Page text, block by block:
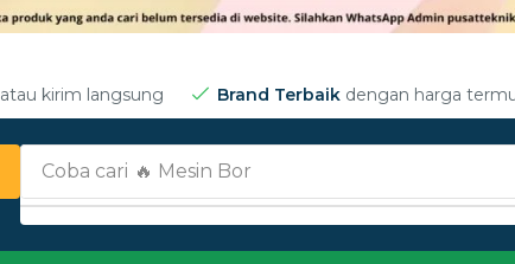
atau kirim langsung Brand Terbaik dengan harga
Coba cari 🔥 Jet Cleaner